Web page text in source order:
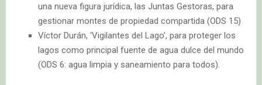
una nueva figura jurídica, las Juntas Gestoras, para
gestionar montes de propiedad compartida (ODS 15)
Víctor Durán, ‘Vigilantes del Lago’, para proteger los
lagos como principal fuente de agua dulce del mundo
(ODS 6: agua limpia y saneamiento para todos).